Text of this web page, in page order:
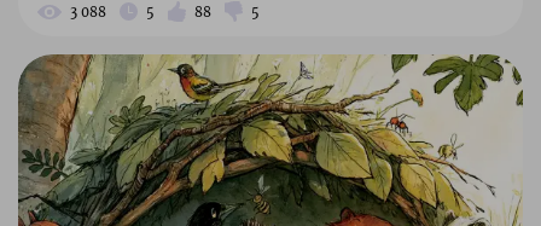
3 088 5 88 5